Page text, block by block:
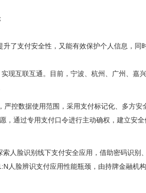
了支付安全性，又能有效保护个人信息，同
现互联互通。目前，宁波、杭州、广州、嘉
控数据使用范围，采用支付标记化、多方安
，通过专用支付口令进行主动确权，建立安
人脸识别线下支付安全应用，借助密码识别
人脸辨识支付应用性能瓶颈，由持牌金融机